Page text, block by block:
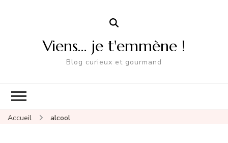
Viens… je t'emmène !
Blog curieux et gourmand
Accueil alcool